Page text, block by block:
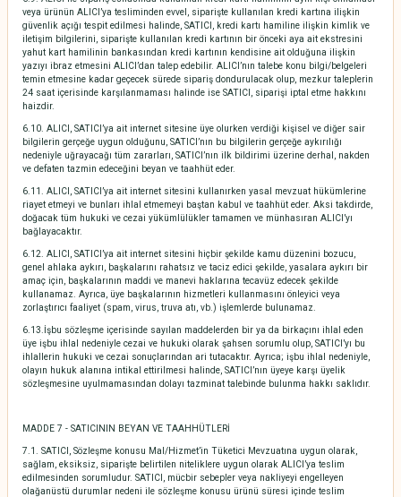
veya ürünün ALICI’ya tesliminden evvel, siparişte kullanılan kredi kartına ilişkin
güvenlik açığı tespit edilmesi halinde, SATICI, kredi kartı hamiline ilişkin kimlik ve
iletişim bilgilerini, siparişte kullanılan kredi kartının bir önceki aya ait ekstresini
yahut kart hamilinin bankasından kredi kartının kendisine ait olduğuna ilişkin
yazıyı ibraz etmesini ALICI’dan talep edebilir. ALICI’nın talebe konu bilgi/belgeleri
temin etmesine kadar geçecek sürede sipariş dondurulacak olup, mezkur taleplerin
24 saat içerisinde karşılanmaması halinde ise SATICI, siparişi iptal etme hakkını
haizdir.
6.10. ALICI, SATICI’ya ait internet sitesine üye olurken verdiği kişisel ve diğer sair
bilgilerin gerçeğe uygun olduğunu, SATICI’nın bu bilgilerin gerçeğe aykırılığı
nedeniyle uğrayacağı tüm zararları, SATICI’nın ilk bildirimi üzerine derhal, nakden
ve defaten tazmin edeceğini beyan ve taahhüt eder.
6.11. ALICI, SATICI’ya ait internet sitesini kullanırken yasal mevzuat hükümlerine
riayet etmeyi ve bunları ihlal etmemeyi baştan kabul ve taahhüt eder. Aksi takdirde,
doğacak tüm hukuki ve cezai yükümlülükler tamamen ve münhasıran ALICI’yı
bağlayacaktır.
6.12. ALICI, SATICI’ya ait internet sitesini hiçbir şekilde kamu düzenini bozucu,
genel ahlaka aykırı, başkalarını rahatsız ve taciz edici şekilde, yasalara aykırı bir
amaç için, başkalarının maddi ve manevi haklarına tecavüz edecek şekilde
kullanamaz. Ayrıca, üye başkalarının hizmetleri kullanmasını önleyici veya
zorlaştırıcı faaliyet (spam, virus, truva atı, vb.) işlemlerde bulunamaz.
6.13.İşbu sözleşme içerisinde sayılan maddelerden bir ya da birkaçını ihlal eden
üye işbu ihlal nedeniyle cezai ve hukuki olarak şahsen sorumlu olup, SATICI’yı bu
ihlallerin hukuki ve cezai sonuçlarından ari tutacaktır. Ayrıca; işbu ihlal nedeniyle,
olayın hukuk alanına intikal ettirilmesi halinde, SATICI’nın üyeye karşı üyelik
sözleşmesine uyulmamasından dolayı tazminat talebinde bulunma hakkı saklıdır.
MADDE 7 - SATICININ BEYAN VE TAAHHÜTLERİ
7.1. SATICI, Sözleşme konusu Mal/Hizmet’in Tüketici Mevzuatına uygun olarak,
sağlam, eksiksiz, siparişte belirtilen niteliklere uygun olarak ALICI’ya teslim
edilmesinden sorumludur. SATICI, mücbir sebepler veya nakliyeyi engelleyen
olağanüstü durumlar nedeni ile sözleşme konusu ürünü süresi içinde teslim